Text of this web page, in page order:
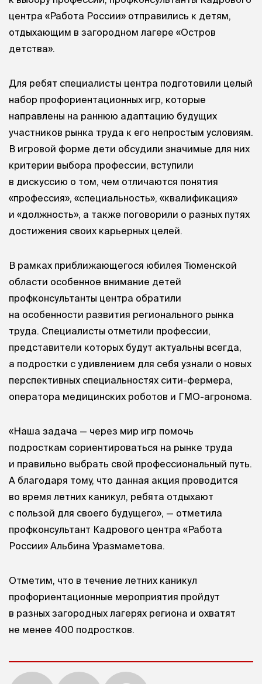
центра «Работа России» отправились к детям,
отдыхающим в загородном лагере «Остров
детства».
Для ребят специалисты центра подготовили целый
набор профориентационных игр, которые
направлены на раннюю адаптацию будущих
участников рынка труда к его непростым условиям.
В игровой форме дети обсудили значимые для них
критерии выбора профессии, вступили
в дискуссию о том, чем отличаются понятия
«профессия», «специальность», «квалификация»
и «должность», а также поговорили о разных путях
достижения своих карьерных целей.
В рамках приближающегося юбилея Тюменской
области особенное внимание детей
профконсультанты центра обратили
на особенности развития регионального рынка
труда. Специалисты отметили профессии,
представители которых будут актуальны всегда,
а подростки с удивлением для себя узнали о новых
перспективных специальностях сити-фермера,
оператора медицинских роботов и ГМО-агронома.
«Наша задача — через мир игр помочь
подросткам сориентироваться на рынке труда
и правильно выбрать свой профессиональный путь.
А благодаря тому, что данная акция проводится
во время летних каникул, ребята отдыхают
с пользой для своего будущего», — отметила
профконсультант Кадрового центра «Работа
России» Альбина Уразмаметова.
Отметим, что в течение летних каникул
профориентационные мероприятия пройдут
в разных загородных лагерях региона и охватят
не менее 400 подростков.